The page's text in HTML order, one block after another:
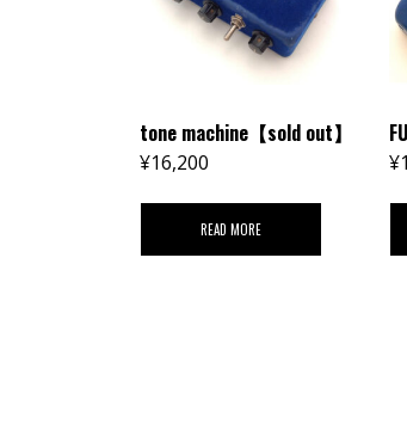
tone machine【sold out】
¥16,200
READ MORE
¥